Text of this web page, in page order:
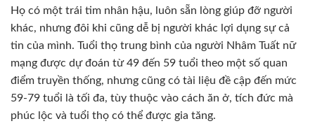
Họ có một trái tim nhân hậu, luôn sẵn lòng giúp đỡ người
khác, nhưng đôi khi cũng dễ bị người khác lợi dụng sự cả
tin của mình. Tuổi thọ trung bình của người Nhâm Tuất nữ
mạng được dự đoán từ 49 đến 59 tuổi theo một số quan
điểm truyền thống, nhưng cũng có tài liệu đề cập đến mức
59-79 tuổi là tối đa, tùy thuộc vào cách ăn ở, tích đức mà
phúc lộc và tuổi thọ có thể được gia tăng.